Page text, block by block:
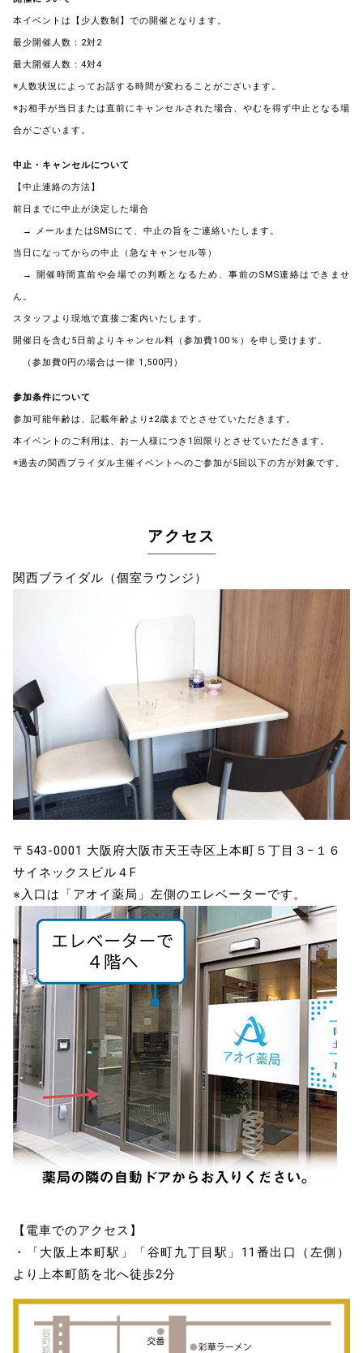
本イベントは【少人数制】での開催となります。
最少開催人数：2対2
最大開催人数：4対4
※人数状況によってお話する時間が変わることがございます。
※お相手が当日または直前にキャンセルされた場合、やむを得ず中止となる場
合がございます。
中止・キャンセルについて
【中止連絡の方法】
前日までに中止が決定した場合
→ メールまたはSMSにて、中止の旨をご連絡いたします。
当日になってからの中止（急なキャンセル等）
→ 開催時間直前や会場での判断となるため、事前のSMS連絡はできませ
ん。
スタッフより現地で直接ご案内いたします。
開催日を含む5日前よりキャンセル料（参加費100％）を申し受けます。
（参加費0円の場合は一律 1,500円）
参加条件について
参加可能年齢は、記載年齢より±2歳までとさせていただきます。
本イベントのご利用は、お一人様につき1回限りとさせていただきます。
※過去の関西ブライダル主催イベントへのご参加が5回以下の方が対象です。
アクセス
関西ブライダル（個室ラウンジ）
〒543-0001 大阪府大阪市天王寺区上本町５丁目３−１６
サイネックスビル４F
※入口は「アオイ薬局」左側のエレベーターです。
【電車でのアクセス】
・「大阪上本町駅」「谷町九丁目駅」11番出口（左側）
より上本町筋を北へ徒歩2分